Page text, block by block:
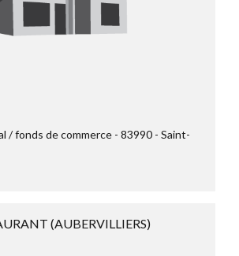
/ fonds de commerce 83990
Saint-
(AUBERVILLIERS)